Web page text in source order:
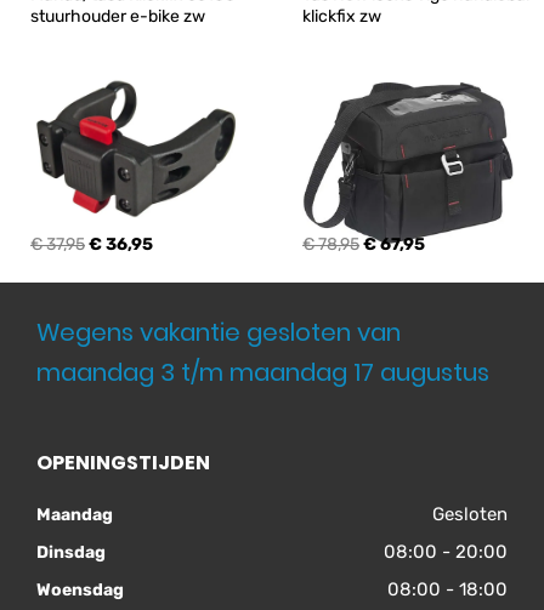
stuurhouder e-bike zw
€ 37,95€ 36,95
klickfix zw
€ 78,95€ 67,95
Wegens vakantie gesloten van
maandag 3 t/m maandag 17 augustus
OPENINGSTIJDEN
Maandag Gesloten
Dinsdag 08:00 - 20:00
Woensdag 08:00 - 18:00